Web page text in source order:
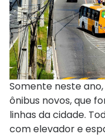
Somente neste
ônibus novos, que
linhas da cidade.
com elevador e